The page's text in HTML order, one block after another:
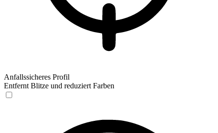
Anfallssicheres Profil
Entfernt Blitze und reduziert Farben